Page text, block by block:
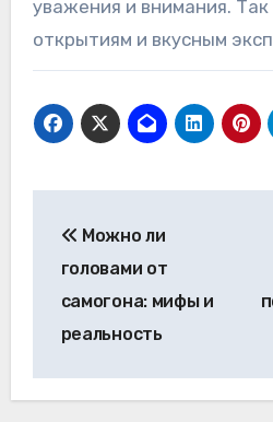
уважения и внимания.
открытиям и вкусным
по
записям
Можно ли
головами от
самогона: мифы и
реальность